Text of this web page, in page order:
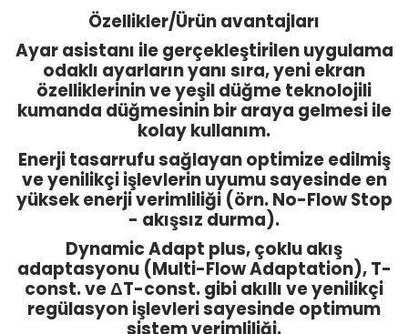
Özellikler/Ürün avantajları
Ayar asistanı ile gerçekleştirilen uygulama
odaklı ayarların yanı sıra, yeni ekran
özelliklerinin ve yeşil düğme teknolojili
kumanda düğmesinin bir araya gelmesi ile
kolay kullanım.
Enerji tasarrufu sağlayan optimize edilmiş
ve yenilikçi işlevlerin uyumu sayesinde en
yüksek enerji verimliliği (örn. No-Flow Stop
- akışsız durma).
Dynamic Adapt plus, çoklu akış
adaptasyonu (Multi-Flow Adaptation), T-
const. ve ΔT-const. gibi akıllı ve yenilikçi
regülasyon işlevleri sayesinde optimum
sistem verimliliği.